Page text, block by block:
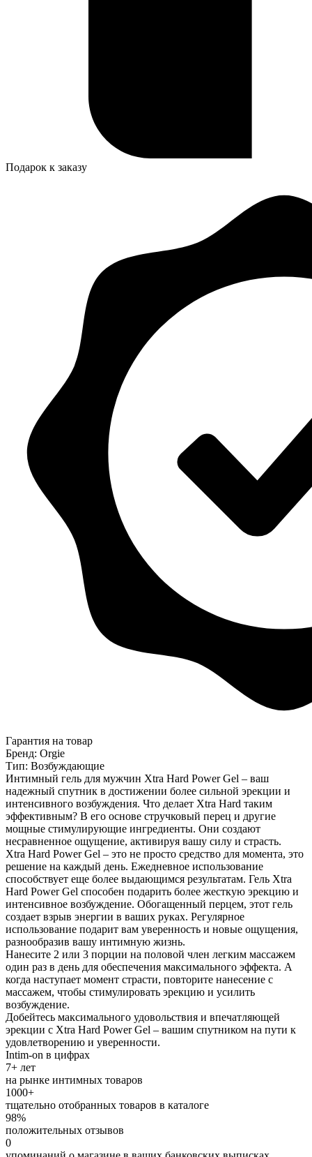
Подарок к заказу
Гарантия на товар
Бренд: Orgie
Тип: Возбуждающие
Интимный гель для мужчин Xtra Hard Power Gel – ваш
надежный спутник в достижении более сильной эрекции и
интенсивного возбуждения. Что делает Xtra Hard таким
эффективным? В его основе стручковый перец и другие
мощные стимулирующие ингредиенты. Они создают
несравненное ощущение, активируя вашу силу и страсть.
Xtra Hard Power Gel – это не просто средство для момента, это
решение на каждый день. Ежедневное использование
способствует еще более выдающимся результатам. Гель Xtra
Hard Power Gel способен подарить более жесткую эрекцию и
интенсивное возбуждение. Обогащенный перцем, этот гель
создает взрыв энергии в ваших руках. Регулярное
использование подарит вам уверенность и новые ощущения,
разнообразив вашу интимную жизнь.
Нанесите 2 или 3 порции на половой член легким массажем
один раз в день для обеспечения максимального эффекта. А
когда наступает момент страсти, повторите нанесение с
массажем, чтобы стимулировать эрекцию и усилить
возбуждение.
Добейтесь максимального удовольствия и впечатляющей
эрекции с Xtra Hard Power Gel – вашим спутником на пути к
удовлетворению и уверенности.
Intim-on в цифрах
7+ лет
на рынке интимных товаров
1000+
тщательно отобранных товаров в каталоге
98%
положительных отзывов
0